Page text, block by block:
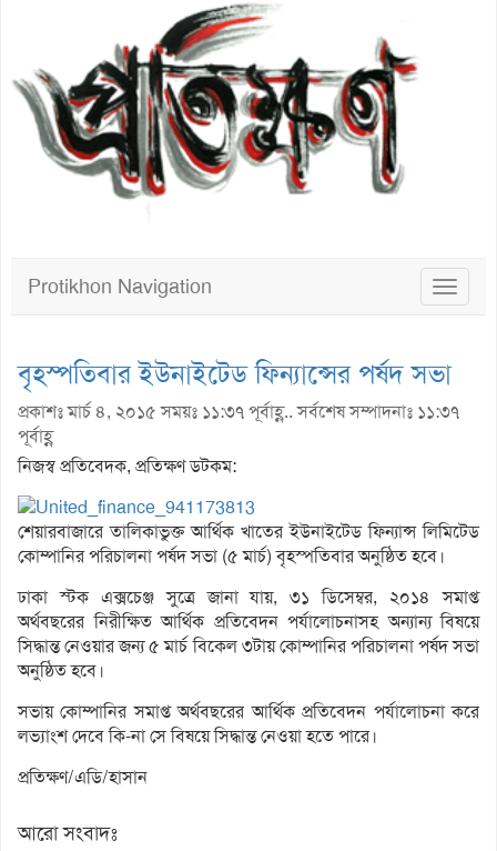
Toggle
Protikhon Navigation
বৃহস্পতিবার ইউনাইটেড ফিন্যান্সের পর্ষদ সভা
প্রকাশঃ মার্চ ৪, ২০১৫ সময়ঃ ১১:৩৭ পূর্বাহ্ণ.. সর্বশেষ সম্পাদনাঃ ১১:৩৭
পূর্বাহ্ণ
নিজস্ব প্রতিবেদক, প্রতিক্ষণ ডটকম:
শেয়ারবাজারে তালিকাভুক্ত আর্থিক খাতের ইউনাইটেড ফিন্যান্স লিমিটেড
কোম্পানির পরিচালনা পর্ষদ সভা (৫ মার্চ) বৃহস্পতিবার অনুষ্ঠিত হবে।
ঢাকা স্টক এক্সচেঞ্জ সুত্রে জানা যায়, ৩১ ডিসেম্বর, ২০১৪ সমাপ্ত
অর্থবছরের নিরীক্ষিত আর্থিক প্রতিবেদন পর্যালোচনাসহ অন্যান্য বিষয়ে
সিদ্ধান্ত নেওয়ার জন্য ৫ মার্চ বিকেল ৩টায় কোম্পানির পরিচালনা পর্ষদ সভা
অনুষ্ঠিত হবে।
সভায় কোম্পানির সমাপ্ত অর্থবছরের আর্থিক প্রতিবেদন পর্যালোচনা করে
লভ্যাংশ দেবে কি-না সে বিষয়ে সিদ্ধান্ত নেওয়া হতে পারে।
প্রতিক্ষণ/এডি/হাসান
আরো সংবাদঃ